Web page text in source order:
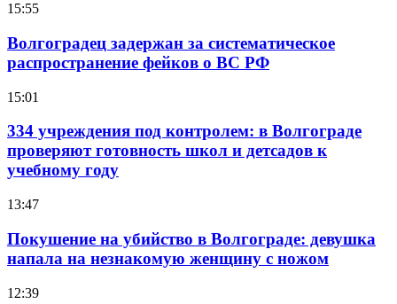
15:55
Волгоградец задержан за систематическое
распространение фейков о ВС РФ
15:01
334 учреждения под контролем: в Волгограде
проверяют готовность школ и детсадов к
учебному году
13:47
Покушение на убийство в Волгограде: девушка
напала на незнакомую женщину с ножом
12:39